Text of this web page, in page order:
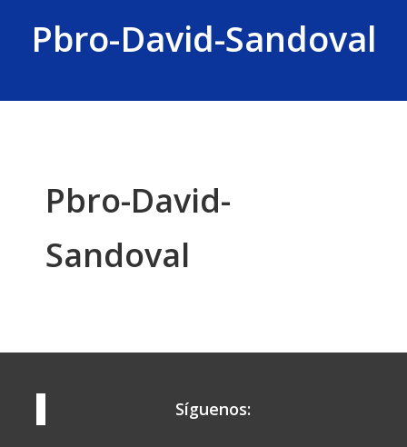
Pbro-David-Sandoval
Pbro-David-
Sandoval
Síguenos: